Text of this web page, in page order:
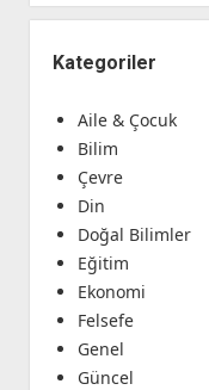
Kategoriler
Aile & Çocuk
Bilim
Çevre
Din
Doğal Bilimler
Eğitim
Ekonomi
Felsefe
Genel
Güncel